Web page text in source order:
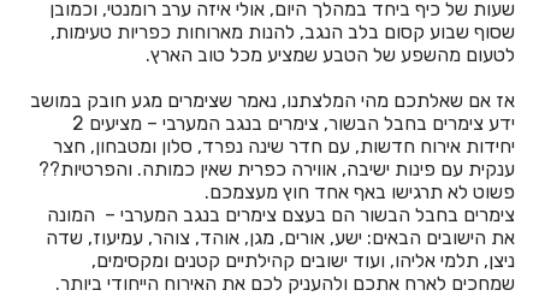
חדרים לפי שעה באלקוש
חדרים לפי שעה באמירים
חדרים לפי שעה באניעם
חדרים לפי שעה באריאל
חדרים לפי שעה באשבול
חדרים לפי שעה באשדוד
שעות של כיף ביחד במהלך היום, אולי איזה ערב רומנטי, וכמובן
שסוף שבוע קסום בלב הנגב, להנות מארוחות כפריות טעימות,
לטעום מהשפע של הטבע שמציע מכל טוב הארץ.
אז אם שאלתכם מהי המלצתנו, נאמר שצימרים מגע חובק במושב
ידע צימרים בחבל הבשור, צימרים בנגב המערבי – מציעים 2
יחידות אירוח חדשות, עם חדר שינה נפרד, סלון ומטבחון, חצר
ענקית עם פינות ישיבה, אווירה כפרית שאין כמותה. והפרטיות??
פשוט לא תרגישו באף אחד חוץ מעצמכם.
צימרים בחבל הבשור הם בעצם צימרים בנגב המערבי – המונה
את הישובים הבאים: ישע, אורים, מגן, אוהד, צוהר, עמיעוז, שדה
ניצן, תלמי אליהו, ועוד ישובים קהילתיים קטנים ומקסימים,
שמחכים לארח אתכם ולהעניק לכם את האירוח הייחודי ביותר.